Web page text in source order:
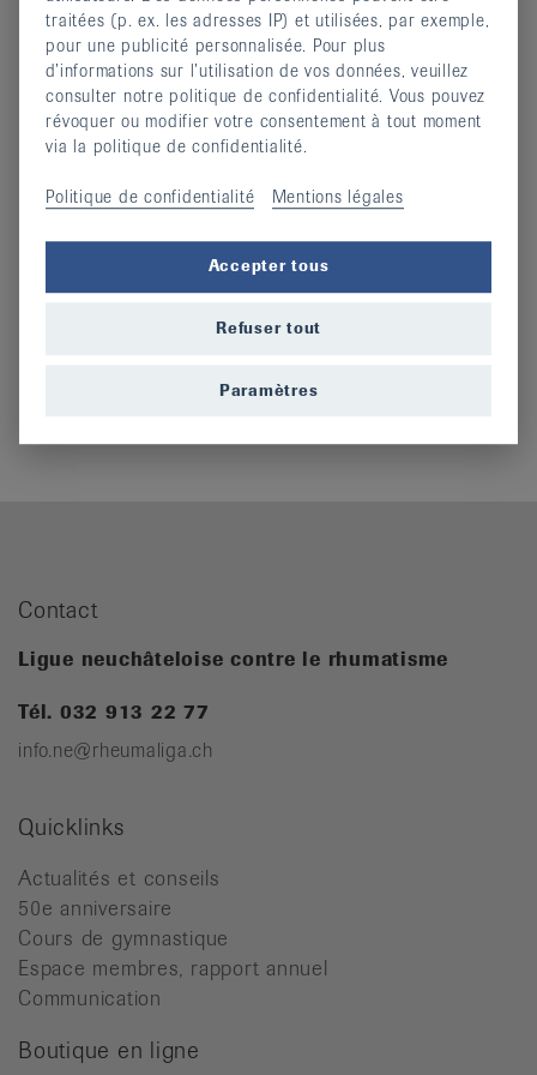
Ismael Gijon, physiothérapeute
Nathalie Griesser, physiothérapeute
Rares Hanganu, physiothérapeute
Caroline Hensinger, enseignante de Feldenkrais
Maryse Louis Voyame, physiothérapeute
Elsa Ribeiro, physiothérapeute
Sandrine Richard, physiothérapeute
Rachel Robert-Charrue, physiothérapeute
Céline Vuilliomenet, physiothérapeute
Contact
Ligue neuchâteloise contre le rhumatisme
Tél. 032 913 22 77
info.ne@rheumaliga.ch
Quicklinks
Actualités et conseils
50e anniversaire
Cours de gymnastique
Espace membres, rapport annuel
Communication
Boutique en ligne
traitées (p. ex. les adresses IP) et utilisées, par exemple,
pour une publicité personnalisée. Pour plus
d’informations sur l’utilisation de vos données, veuillez
consulter notre politique de confidentialité. Vous pouvez
révoquer ou modifier votre consentement à tout moment
via la politique de confidentialité.
Politique de confidentialité Mentions légales
Accepter tous
Refuser tout
Paramètres